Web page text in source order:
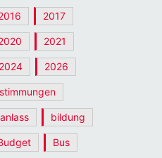
2017
2021
2024 2026
anlass bildung
Bus